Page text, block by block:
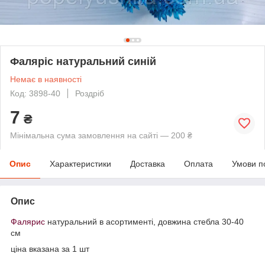
Фаляріс натуральний синій
Немає в наявності
Код: 3898-40
Роздріб
7 ₴
Мінімальна сума замовлення на сайті — 200 ₴
Опис Характеристики Доставка Оплата Умови
Опис
Фалярис натуральний в асортименті, довжина стебла 30-40
см
ціна вказана за 1 шт